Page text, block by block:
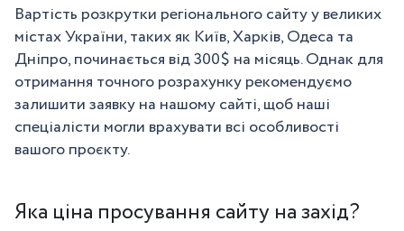
Вартість розкрутки регіонального сайту у великих
містах України, таких як Київ, Харків, Одеса та
Дніпро, починається від 300$ на місяць. Однак для
отримання точного розрахунку рекомендуємо
залишити заявку на нашому сайті, щоб наші
спеціалісти могли врахувати всі особливості
вашого проєкту.
Яка ціна просування сайту на захід?